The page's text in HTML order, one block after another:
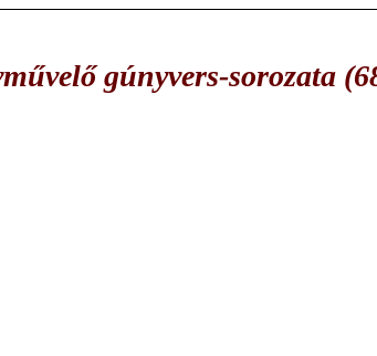
gúnyvers-sorozata